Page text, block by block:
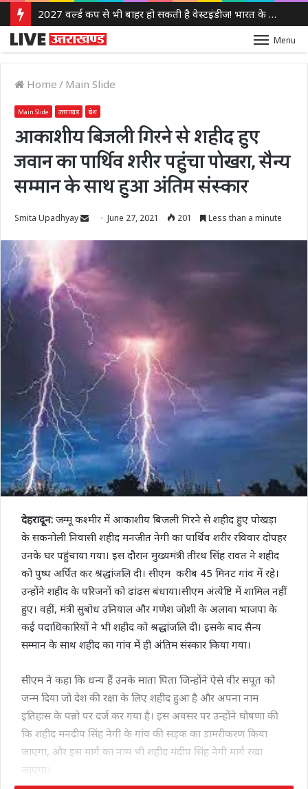
2027 वर्ल्ड कप से भी बाहर हो सकती है वेस्टइंडीज! भारत के खिलाफ जीत भी नहीं होगी काफी
Menu
Home / Main Slide
Main Slide उत्तराखंड प्रदेश
आकाशीय बिजली गिरने से शहीद हुए
जवान का पार्थिव शरीर पहुंचा पोखरा, सैन्य
सम्मान के साथ हुआ अंतिम संस्कार
Smita Upadhyay
SendJune 27, 2021 201 Less than a minute
देहरादून: जम्मू कश्मीर में आकाशीय बिजली गिरने से शहीद हुए पोखड़ा
के सकनोली निवासी शहीद मनजीत नेगी का पार्थिव शरीर रविवार दोपहर
उनके घर पहुंचाया गया। इस दौरान मुख्यमंत्री तीरथ सिंह रावत ने शहीद
को पुष्प अर्पित कर श्रद्धांजलि दी। सीएम करीब 45 मिनट गांव में रहे।
उन्होंने शहीद के परिजनों को ढांढस बंधाया।सीएम अंत्येष्टि में शामिल नहीं
हुए। वहीं, मंत्री सुबोध उनियाल और गणेश जोशी के अलावा भाजपा के
कई पदाधिकारियों ने भी शहीद को श्रद्धांजलि दी। इसके बाद सैन्य
सम्मान के साथ शहीद का गांव में ही अंतिम संस्कार किया गया।
सीएम ने कहा कि धन्य हैं उनके माता पिता जिन्होंने ऐसे वीर सपूत को
जन्म दिया जो देश की रक्षा के लिए शहीद हुआ है और अपना नाम
इतिहास के पन्नो पर दर्ज कर गया है। इस अवसर पर उन्होंने घोषणा की
कि शहीद मनदीप सिंह नेगी के गांव की सड़क का डामरीकरण किया
जाएगा, और इस मार्ग का नाम भी शहीद मंदीप सिंह नेगी मार्ग रखा
जाएगा।